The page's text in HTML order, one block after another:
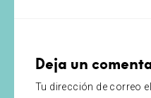
Deja un
Tu dirección de correo